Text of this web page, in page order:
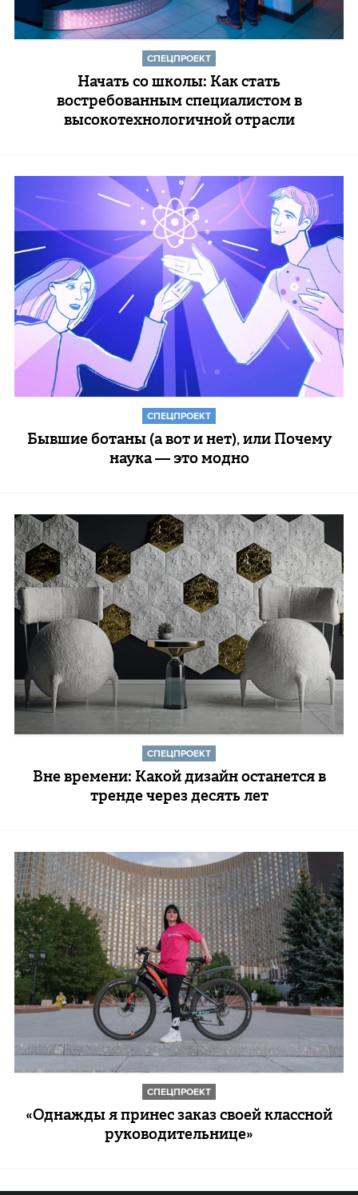
СПЕЦПРОЕКТ
Начать со школы: Как стать
востребованным специалистом в
высокотехнологичной отрасли
СПЕЦПРОЕКТ
Бывшие ботаны (а вот и нет), или Почему
наука — это модно
СПЕЦПРОЕКТ
Вне времени: Какой дизайн останется в
тренде через десять лет
CПЕЦПРОЕКТ
«Однажды я принес заказ своей классной
руководительнице»